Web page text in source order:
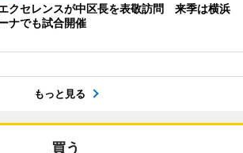
クセレンスが中区長を表敬訪問 来季は横浜
ナでも試合開催
もっと見る
買う